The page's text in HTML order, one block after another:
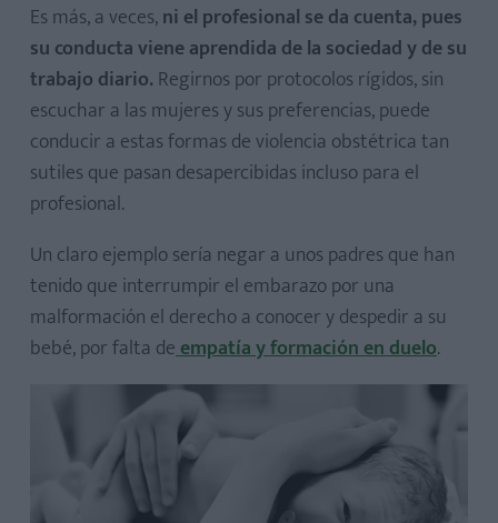
Es más, a veces,ni el profesional se da cuenta, pues
su conducta viene aprendida de la sociedad y de su
trabajo diario. Regirnos por protocolos rígidos, sin
escuchar a las mujeres y sus preferencias, puede
conducir a estas formas de violencia obstétrica tan
sutiles que pasan desapercibidas incluso para el
profesional.
Un claro ejemplo sería negar a unos padres que han
tenido que interrumpir el embarazo por una
malformación el derecho a conocer y despedir a su
bebé, por falta deempatía y formación en duelo.